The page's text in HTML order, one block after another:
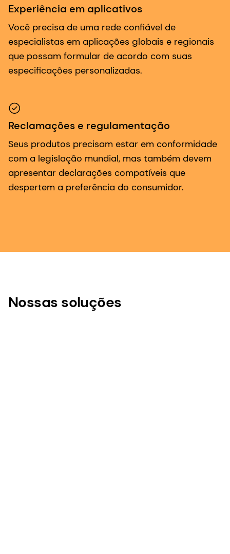
Experiência em aplicativos
Você precisa de uma rede confiável de
especialistas em aplicações globais e regionais
que possam formular de acordo com suas
especificações personalizadas.
Reclamações e regulamentação
Seus produtos precisam estar em conformidade
com a legislação mundial, mas também devem
apresentar declarações compatíveis que
despertem a preferência do consumidor.
Nossas soluções